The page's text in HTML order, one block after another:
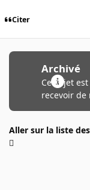
Citer
Archivé
Ce sujet
recevoir de
Aller sur la liste